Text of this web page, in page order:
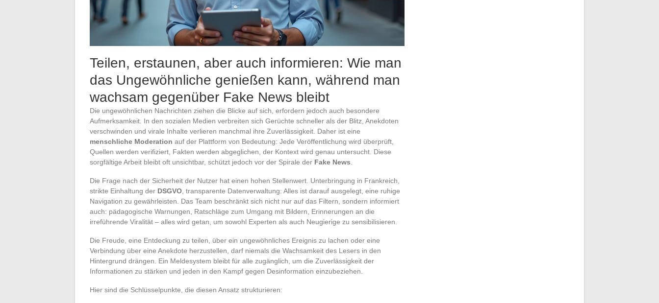
Teilen, erstaunen, aber auch informieren: Wie man
das Ungewöhnliche genießen kann, während man
wachsam gegenüber Fake News bleibt
Die ungewöhnlichen Nachrichten ziehen die Blicke auf sich, erfordern jedoch auch besondere
Aufmerksamkeit. In den sozialen Medien verbreiten sich Gerüchte schneller als der Blitz, Anekdoten
verschwinden und virale Inhalte verlieren manchmal ihre Zuverlässigkeit. Daher ist eine
menschliche Moderation auf der Plattform von Bedeutung: Jede Veröffentlichung wird überprüft,
Quellen werden verifiziert, Fakten werden abgeglichen, der Kontext wird genau untersucht. Diese
sorgfältige Arbeit bleibt oft unsichtbar, schützt jedoch vor der Spirale der Fake News
Die Frage nach der Sicherheit der Nutzer hat einen hohen Stellenwert. Unterbringung in Frankreich,
strikte Einhaltung der DSGVO , transparente Datenverwaltung: Alles ist darauf ausgelegt, eine ruhige
Navigation zu gewährleisten. Das Team beschränkt sich nicht nur auf das Filtern, sondern informiert
auch: pädagogische Warnungen, Ratschläge zum Umgang mit Bildern, Erinnerungen an die
irreführende Viralität – alles wird getan, um sowohl Experten als auch Neugierige zu sensibilisieren.
Die Freude, eine Entdeckung zu teilen, über ein ungewöhnliches Ereignis zu lachen oder eine
Verbindung über eine Anekdote herzustellen, darf niemals die Wachsamkeit des Lesers in den
Hintergrund drängen. Ein Meldesystem bleibt für alle zugänglich, um die Zuverlässigkeit der
Informationen zu stärken und jeden in den Kampf gegen Desinformation einzubeziehen.
Hier sind die Schlüsselpunkte, die diesen Ansatz strukturieren: